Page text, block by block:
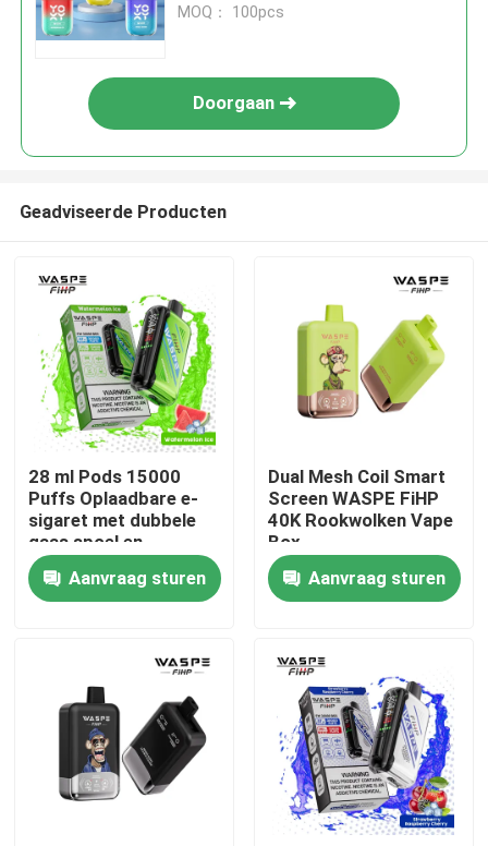
Producten
MOQ： 100pcs
Doorgaan
Geadviseerde Producten
28 ml Pods 15000
Puffs Oplaadbare e-
sigaret met dubbele
gaas spoel en
61*31*121mm
GrootteAanvraag sturen
Dual Mesh Coil Smart
Screen WASPE FiHP
40K Rookwolken Vape
Box
Aanvraag sturen